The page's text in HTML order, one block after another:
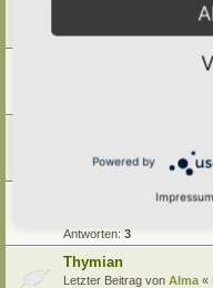
Antworten:9
Brunnenkresse im
Ann1981
Antworten:12
Kräuter- Mischtee -
Antworten: 3
Thymian
Letzter Beitrag von Alma «
Powered by
Impressum